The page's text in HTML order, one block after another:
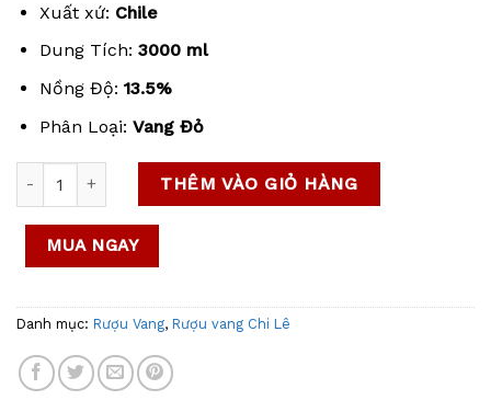
Xuất xứ: Chile
Dung Tích: 3000 ml
Nồng Độ: 13.5%
Phân Loại: Vang Đỏ
Vang bịch Martin Cortes Cabernet Sauvignon 3L (Chile) số
THÊM VÀO GIỎ HÀNG
MUA NGAY
Danh mục: Rượu Vang, Rượu vang Chi Lê